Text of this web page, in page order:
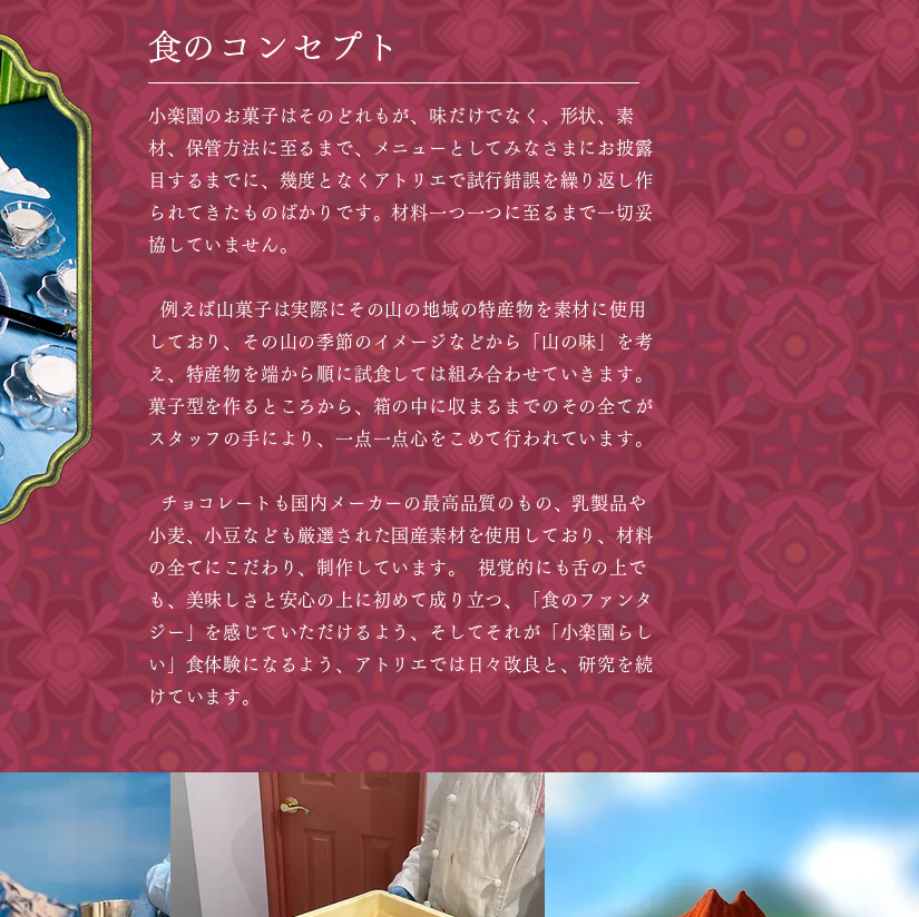
​食のコンセプト
小楽園のお菓子はそのどれもが、味だけでなく、形状、素
材、保管方法に至るまで、メニューとしてみなさまにお披露
目するまでに、幾度となくアトリエで試行錯誤を繰り返し作
られてきたものばかりです。材料一つ一つに至るまで一切妥
協していません。
例えば山菓子は実際にその山の地域の特産物を素材に使用
しており、その山の季節のイメージなどから「山の味」を考
え、特産物を端から順に試食しては組み合わせていきます。
菓子型を作るところから、箱の中に収まるまでのその全てが
スタッフの手により、一点一点心をこめて行われています。
チョコレートも国内メーカーの最高品質のもの、乳製品や
小麦、小豆なども厳選された国産素材を使用しており、材料
の全てにこだわり、制作しています。 視覚的にも舌の上で
も、美味しさと安心の上に初めて成り立つ、「食のファンタ
ジー」を感じていただけるよう、そしてそれが「小楽園らし
い」食体験になるよう、アトリエでは日々改良と、研究を続
けています。